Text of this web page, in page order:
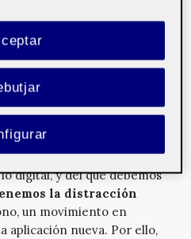
impreso; y, actualmente,
diseños en busca de la
los patrones del material
nos resta oportunidades
de proporcionarnos.
era la mejor manera de
digital, a las personas.
digital, y del que debemos
la distracción
un movimiento en
aplicación nueva. Por ello,